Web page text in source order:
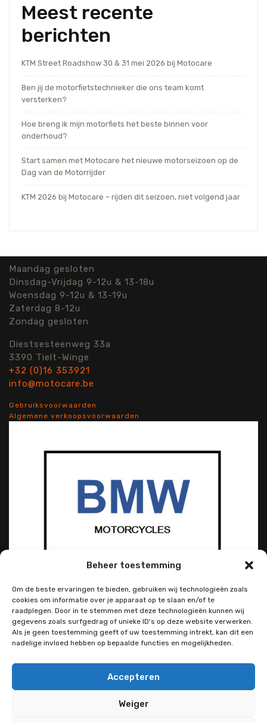
Beheer toestemming
Om de beste ervaringen te bieden, gebruiken wij technologieën zoals
cookies om informatie over je apparaat op te slaan en/of te
raadplegen. Door in te stemmen met deze technologieën kunnen wij
gegevens zoals surfgedrag of unieke ID's op deze website verwerken.
Als je geen toestemming geeft of uw toestemming intrekt, kan dit een
nadelige invloed hebben op bepaalde functies en mogelijkheden.
Accepteren
Weiger
Meest recente
berichten
KTM Street Roadshow 30 & 31 mei 2026 bij Motocare
Ben jij de motorfietstechnieker die ons team komt
versterken?
Hoe breng ik mijn motorfiets het beste binnen voor
onderhoud?
Start samen met Motocare het nieuwe motorseizoen op de
Dag van de Motorrijder
KTM 2026 bij Motocare – rijden dit seizoen, niet volgend jaar
Maandag gesloten
Dinsdag-Vrijdag 9-12u & 13-18u
Woensdag 9-12u & 13-19u
Zaterdag 8-12u
Zondag gesloten
Diestsesteenweg 33a
3390 Tielt-Winge
+32 (0)16 353921
info@motocare.be
Gebruiksvoorwaarden
Algemene verkoopsvoorwaarden